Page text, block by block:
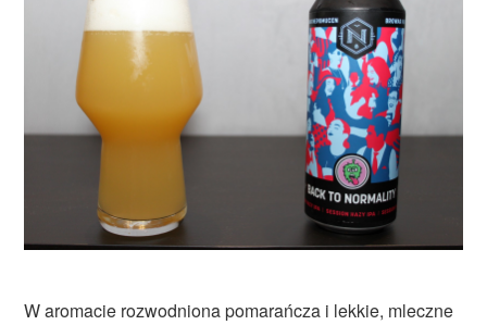
W aromacie rozwodniona pomarańcza i lekkie, mleczne